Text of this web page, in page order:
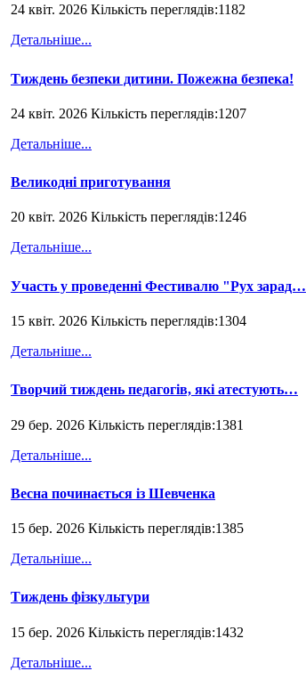
24 квіт. 2026 Кількість переглядів:1182
Детальніше...
Тиждень безпеки дитини. Пожежна безпека!
24 квіт. 2026 Кількість переглядів:1207
Детальніше...
Великодні приготування
20 квіт. 2026 Кількість переглядів:1246
Детальніше...
Участь у проведенні Фестивалю "Рух зарад…
15 квіт. 2026 Кількість переглядів:1304
Детальніше...
Творчий тиждень педагогів, які атестують…
29 бер. 2026 Кількість переглядів:1381
Детальніше...
Весна починається із Шевченка
15 бер. 2026 Кількість переглядів:1385
Детальніше...
Тиждень фізкультури
15 бер. 2026 Кількість переглядів:1432
Детальніше...